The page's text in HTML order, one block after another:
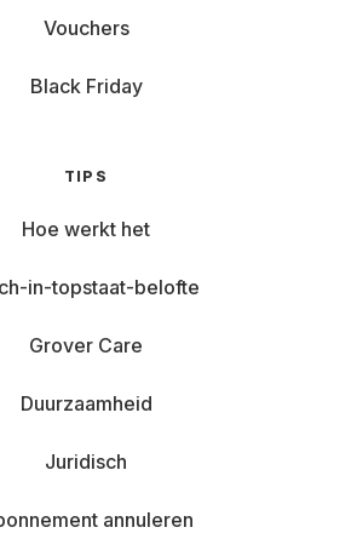
Vouchers
Black Friday
TIPS
Hoe werkt het
in-topstaat-belofte
Grover Care
Duurzaamheid
Juridisch
annuleren